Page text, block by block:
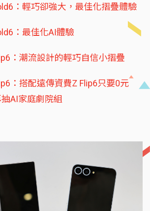
：輕巧卻強大，最佳化摺疊體驗
：最佳化AI體驗
：潮流設計的輕巧自信小摺疊
：搭配遠傳資費Z Flip6只要0元
AI家庭劇院組